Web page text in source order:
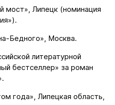
мост», Липецк (номинация
Бедного», Москва.
литературной
бестселлер» за роман
года», Липецкая область,